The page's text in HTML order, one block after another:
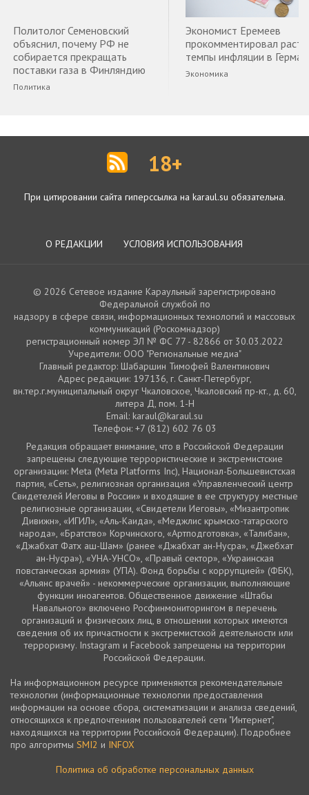
Политолог Семеновский
объяснил, почему РФ не
собирается прекращать
поставки газа в Финляндию
Политика
Экономист Еремеев
прокомментировал
темпы инфляции в
Экономика
18+
При цитировании сайта гиперссылка на karaul.su обязательна.
О РЕДАКЦИИ УСЛОВИЯ ИСПОЛЬЗОВАНИЯ
© 2026 Сетевое издание Караульный зарегистрировано
Федеральной службой по
надзору в сфере связи, информационных технологий и массовых
коммуникаций (Роскомнадзор)
регистрационный номер ЭЛ № ФС 77 - 82866 от 30.03.2022
Учредители: ООО "Региональные медиа"
Главный редактор: Шабаршин Тимофей Валентинович
Адрес редакции: 197136, г. Санкт-Петербург,
вн.тер.г.муниципальный округ Чкаловское, Чкаловский пр-кт., д. 60,
литера Д, пом. 1-Н
Email: karaul@karaul.su
Телефон: +7 (812) 602 76 03
Редакция обращает внимание, что в Российской Федерации
запрещены следующие террористические и экстремистские
организации: Meta (Meta Platforms Inc), Национал-Большевистская
партия, «Сеть», религиозная организация «Управленческий центр
Свидетелей Иеговы в России» и входящие в ее структуру местные
религиозные организации, «Свидетели Иеговы», «Мизантропик
Дивижн», «ИГИЛ», «Аль-Каида», «Меджлис крымско-татарского
народа», «Братство» Корчинского, «Артподготовка», «Талибан»,
«Джабхат Фатх аш-Шам» (ранее «Джабхат ан-Нусра», «Джебхат
ан-Нусра»), «УНА-УНСО», «Правый сектор», «Украинская
повстанческая армия» (УПА). Фонд борьбы с коррупцией» (ФБК),
«Альянс врачей» - некоммерческие организации, выполняющие
функции иноагентов. Общественное движение «Штабы
Навального» включено Росфинмониторингом в перечень
организаций и физических лиц, в отношении которых имеются
сведения об их причастности к экстремистской деятельности или
терроризму. Instagram и Facebook запрещены на территории
Российской Федерации.
На информационном ресурсе применяются рекомендательные
технологии (информационные технологии предоставления
информации на основе сбора, систематизации и анализа сведений,
относящихся к предпочтениям пользователей сети "Интернет",
находящихся на территории Российской Федерации). Подробнее
про алгоритмы SMI2 и INFOX
Политика об обработке персональных данных